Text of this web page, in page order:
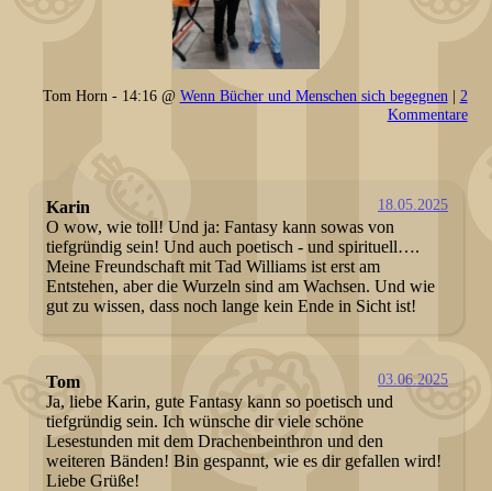
Tom Horn - 14:16 @ Wenn Bücher und Menschen sich begegnen | 2
Kommentare
Karin 18.05.2025
O wow, wie toll! Und ja: Fantasy kann sowas von
tiefgründig sein! Und auch poetisch - und spirituell….
Meine Freundschaft mit Tad Williams ist erst am
Entstehen, aber die Wurzeln sind am Wachsen. Und wie
gut zu wissen, dass noch lange kein Ende in Sicht ist!
Tom 03.06.2025
Ja, liebe Karin, gute Fantasy kann so poetisch und
tiefgründig sein. Ich wünsche dir viele schöne
Lesestunden mit dem Drachenbeinthron und den
weiteren Bänden! Bin gespannt, wie es dir gefallen wird!
Liebe Grüße!